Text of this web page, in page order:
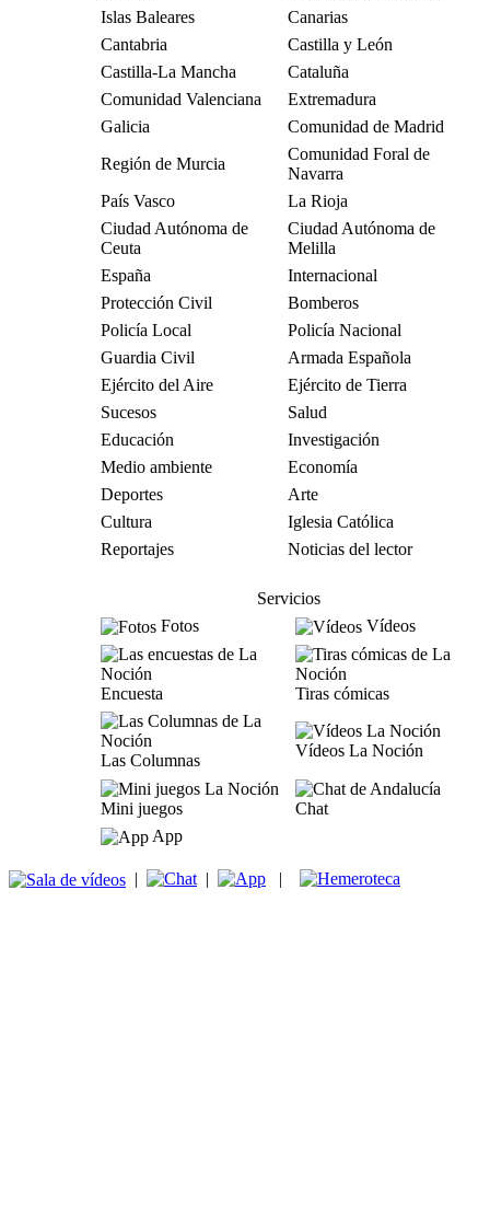
Islas Baleares
Canarias
Cantabria
Castilla y León
Castilla-La Mancha
Cataluña
Comunidad Valenciana
Extremadura
Galicia
Comunidad de Madrid
Región de Murcia
Comunidad Foral de
Navarra
País Vasco
La Rioja
Ciudad Autónoma de
Ceuta
Ciudad Autónoma de
Melilla
España
Internacional
Protección Civil
Bomberos
Policía Local
Policía Nacional
Guardia Civil
Armada Española
Ejército del Aire
Ejército de Tierra
Sucesos
Salud
Educación
Investigación
Medio ambiente
Economía
Deportes
Arte
Cultura
Iglesia Católica
Reportajes
Noticias del lector
Servicios
Fotos
Vídeos
Encuesta Tiras cómicas
Las Columnas
Vídeos La Noción
Mini juegos
Chat
App
| | |